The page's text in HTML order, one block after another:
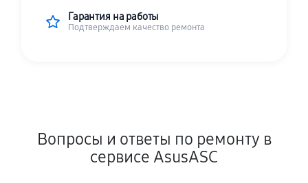
Гарантия на работы
Подтверждаем качество ремонта
Вопросы и ответы по ремонту в
сервисе AsusASC